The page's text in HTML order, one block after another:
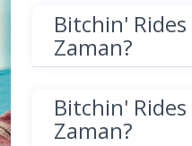
Bitchin' Rides
Zaman?
Bitchin' Rides
Zaman?